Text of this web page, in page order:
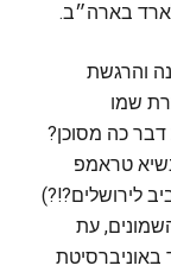
בארה״ב.
והרגשת
שמו
דבר כה מסוכן?
טראמפ
לירושלים?!?)
עת